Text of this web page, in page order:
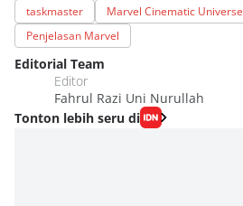
taskmaster Marvel Cinematic Universe
Penjelasan Marvel
Editorial Team
Editor
Fahrul Razi Uni Nurullah
Tonton lebih seru di